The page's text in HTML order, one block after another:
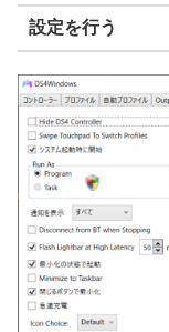
設定を行う